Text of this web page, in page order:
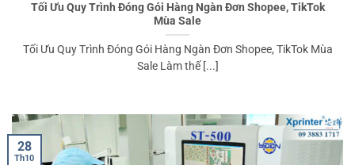
Tối Ưu Quy Trình Đóng Gói Hàng Ngàn Đơn Shopee, TikTok
Mùa Sale
Tối Ưu Quy Trình Đóng Gói Hàng Ngàn Đơn Shopee, TikTok Mùa
Sale Làm thế [...]
28
Th10